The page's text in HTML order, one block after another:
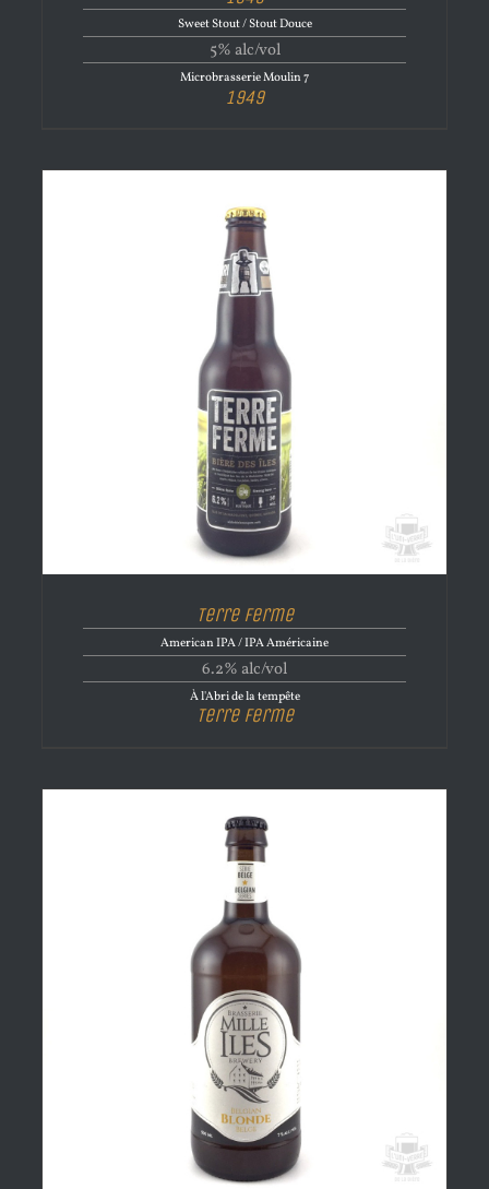
Sweet Stout / Stout Douce
5% alc/vol
Microbrasserie Moulin 7
1949
Terre Ferme
American IPA / IPA Américaine
6.2% alc/vol
À l'Abri de la tempête
Terre Ferme